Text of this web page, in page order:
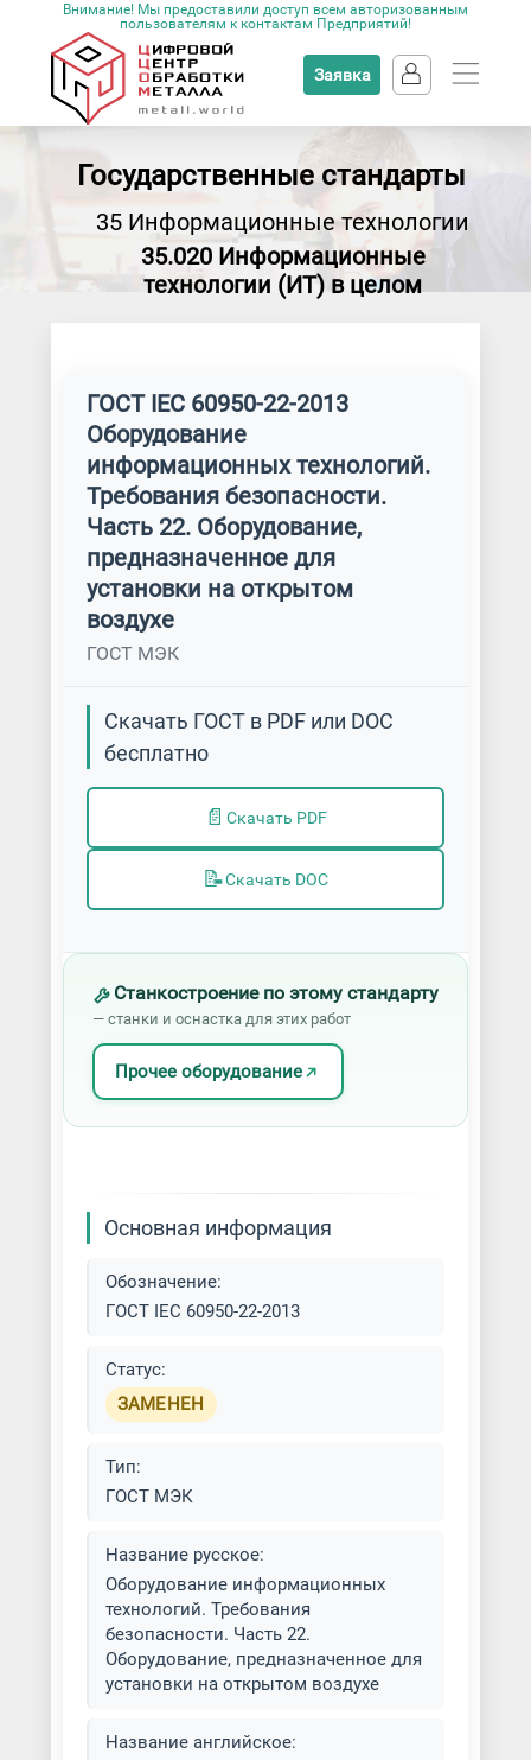
Внимание! Мы предоставили доступ всем авторизованным
пользователям к контактам Предприятий!
Заявка
Государственные стандарты
35 Информационные технологии
35.020 Информационные
технологии (ИТ) в целом
ГОСТ IEC 60950-22-2013
Оборудование
информационных технологий.
Требования безопасности.
Часть 22. Оборудование,
предназначенное для
установки на открытом
воздухе
ГОСТ МЭК
Скачать ГОСТ в PDF или DOC
бесплатно
📄 Скачать PDF
📝Скачать DOC
Станкостроение по этому стандарту
— станки и оснастка для этих работ
Прочее оборудование
Основная информация
Обозначение:
ГОСТ IEC 60950-22-2013
Статус:
ЗАМЕНЕН
Тип:
ГОСТ МЭК
Название русское:
Оборудование информационных
технологий. Требования
безопасности. Часть 22.
Оборудование, предназначенное для
установки на открытом воздухе
Название английское: